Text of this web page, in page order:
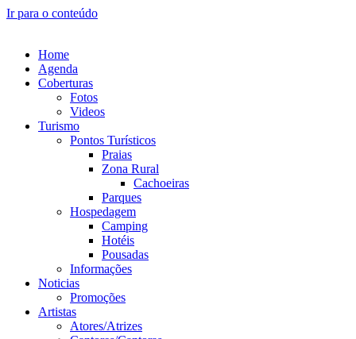
Ir para o conteúdo
Home
Agenda
Coberturas
Fotos
Videos
Turismo
Pontos Turísticos
Praias
Zona Rural
Cachoeiras
Parques
Hospedagem
Camping
Hotéis
Pousadas
Informações
Noticias
Promoções
Artistas
Atores/Atrizes